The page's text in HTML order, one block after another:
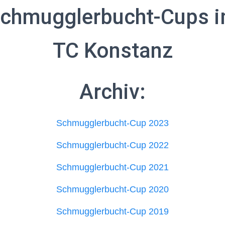
Cups
TC Konstanz
Archiv:
Schmugglerbucht-Cup 2023
Schmugglerbucht-Cup 2022
Schmugglerbucht-Cup 2021
Schmugglerbucht-Cup 2020
Schmugglerbucht-Cup 2019